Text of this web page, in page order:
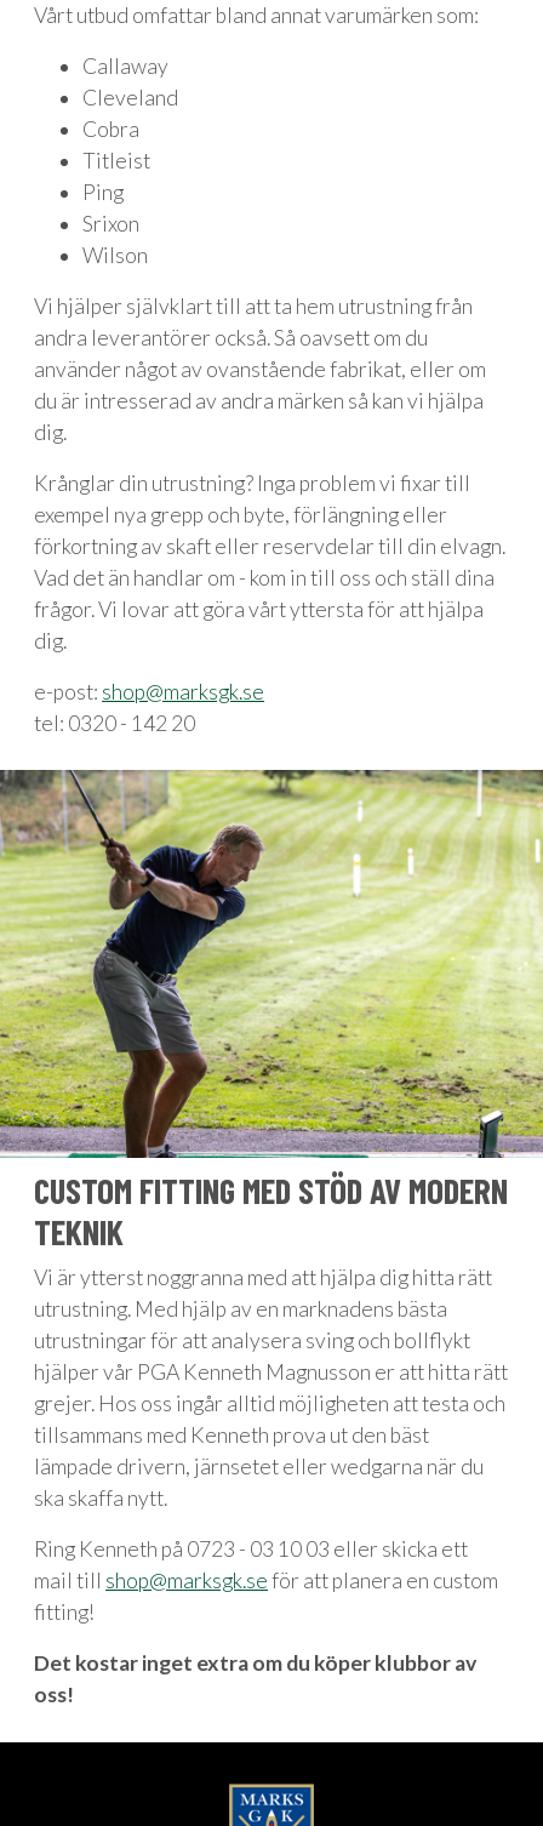
Vårt utbud omfattar bland annat varumärken som:
Callaway
Cleveland
Cobra
Titleist
Ping
Srixon
Wilson
Vi hjälper självklart till att ta hem utrustning från
andra leverantörer också. Så oavsett om du
använder något av ovanstående fabrikat, eller om
du är intresserad av andra märken så kan vi hjälpa
dig.
Krånglar din utrustning? Inga problem vi fixar till
exempel nya grepp och byte, förlängning eller
förkortning av skaft eller reservdelar till din elvagn.
Vad det än handlar om - kom in till oss och ställ dina
frågor. Vi lovar att göra vårt yttersta för att hjälpa
dig.
e-post: shop@marksgk.se
tel: 0320 - 142 20
CUSTOM FITTING MED STÖD AV MODERN
TEKNIK
Vi är ytterst noggranna med att hjälpa dig hitta rätt
utrustning. Med hjälp av en marknadens bästa
utrustningar för att analysera sving och bollflykt
hjälper vår PGA Kenneth Magnusson er att hitta rätt
grejer. Hos oss ingår alltid möjligheten att testa och
tillsammans med Kenneth prova ut den bäst
lämpade drivern, järnsetet eller wedgarna när du
ska skaffa nytt.
Ring Kenneth på 0723 - 03 10 03 eller skicka ett
mail till shop@marksgk.seför att planera en custom
fitting!
Det kostar inget extra om du köper klubbor av
oss!